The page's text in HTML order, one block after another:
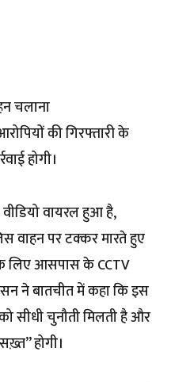
चलाना
की गिरफ्तारी के
होगी।
वायरल हुआ है,
वाहन पर टक्कर मारते हुए
लिए आसपास के CCTV
ने बातचीत में कहा कि इस
सीधी चुनौती मिलती है और
होगी।